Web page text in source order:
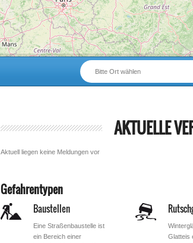
Bitte Ort wählen
AKTUELLE
Aktuell liegen keine Meldungen vor
Gefahrentypen
Baustellen
Eine Straßenbaustelle ist
ein Bereich einer
Glatteis